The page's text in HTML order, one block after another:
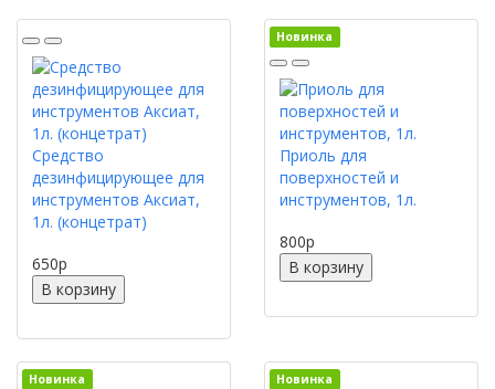
Средство
дезинфицирующее для
инструментов Аксиат,
1л. (концетрат)
650p
В корзину
Новинка
Приоль для
поверхностей и
инструментов, 1л.
800p
В корзину
Новинка Новинка